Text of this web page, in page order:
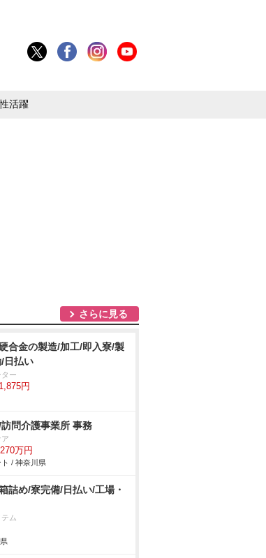
活躍
さらに見る
合金の製造/加工/即入寮/製
日払い
ー
円
問介護事業所 事務
万円
/ 神奈川県
詰め/寮完備/日払い/工場・
ム